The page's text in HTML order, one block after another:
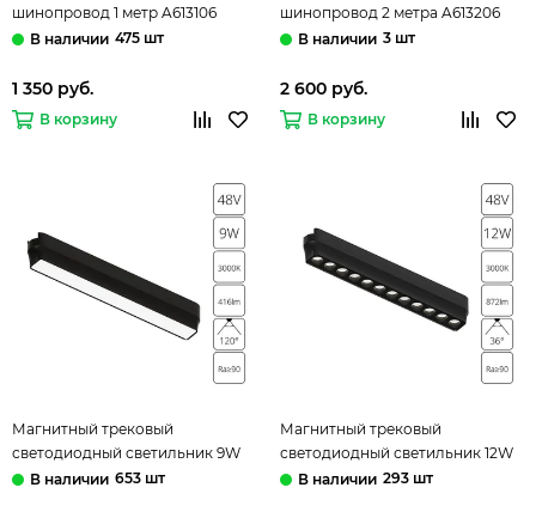
шинопровод 1 метр A613106
чёрный Rapid-Accessories Arte
475 шт
1 350 руб.
В корзину
шинопровод 2 метра A613206
чёрный Rapid-Accessories Arte
3 шт
2 600 руб.
В корзину
Магнитный трековый
светодиодный светильник 9W
3000K A1153PL-1BK чёрный
653 шт
Магнитный трековый
светодиодный светильник 12W
3000K A1154PL-1BK чёрный
293 шт